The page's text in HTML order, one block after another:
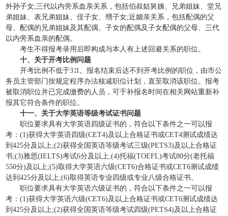
外孙子女;三代以内旁系血亲关系，包括伯叔姑舅姨、兄弟姐妹、堂兄
弟姐妹、表兄弟姐妹、侄子女、甥子女;近姻亲关系，包括配偶的父
母、配偶的兄弟姐妹及其配偶、子女的配偶及子女配偶的父母、三代
以内旁系血亲的配偶。
考生不得报考录用后即构成与本人有上述回避关系的职位。
十、关于开考比例问题
开考比例不低于3∶1。报名结束后达不到开考比例的职位，由市公
务员主管部门按规定程序办法核减职位计划，直至取消该职位。报考
被取消职位并已完成缴费的人员，可于补报名时间在相关网站重新补
报其它符合条件的职位。
十一、关于大学英语等级考试证书问题
职位要求具有大学英语四级证书的，符合以下条件之一可以报
考：(1)获得大学英语四级(CET4)及以上合格证书或CET4测试成绩达
到425分及以上;(2)获得全国英语等级考试三级(PETS3)及以上合格证
书;(3)雅思(IELTS)考试6分及以上;(4)托福(TOEFL)考试80分(老托福
550分)及以上;(5)取得大学英语六级(CET6)合格证书或CET6测试成绩
达到425分及以上;(6)取得英语专业四级或专业八级合格证书。
职位要求具有大学英语六级证书的，符合以下条件之一可以报
考：(1)获得大学英语六级(CET6)及以上合格证书或CET6测试成绩达
到425分及以上;(2)获得全国英语等级考试四级(PETS4)及以上合格证